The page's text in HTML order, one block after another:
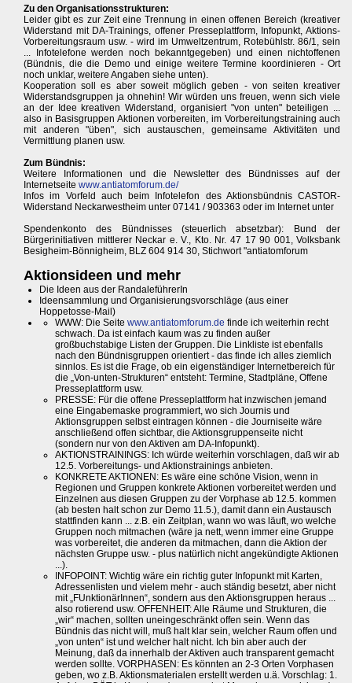
Zu den Organisationsstrukturen:
Leider gibt es zur Zeit eine Trennung in einen offenen Bereich (kreativer
Widerstand mit DA-Trainings, offener Presseplattform, Infopunkt, Aktions-
Vorbereitungsraum usw. - wird im Umweltzentrum, Rotebühlstr. 86/1, sein
... Infotelefone werden noch bekanntgegeben) und einen nichtoffenen
(Bündnis, die die Demo und einige weitere Termine koordinieren - Ort
noch unklar, weitere Angaben siehe unten).
Kooperation soll es aber soweit möglich geben - von seiten kreativer
Widerstandsgruppen ja ohnehin! Wir würden uns freuen, wenn sich viele
an der Idee kreativen Widerstand, organisiert "von unten" beteiligen ...
also in Basisgruppen Aktionen vorbereiten, im Vorbereitungstraining auch
mit anderen "üben", sich austauschen, gemeinsame Aktivitäten und
Vermittlung planen usw.
Zum Bündnis:
Weitere Informationen und die Newsletter des Bündnisses auf der
Internetseite www.antiatomforum.de/
Infos im Vorfeld auch beim Infotelefon des Aktionsbündnis CASTOR-
Widerstand Neckarwestheim unter 07141 / 903363 oder im Internet unter
Spendenkonto des Bündnisses (steuerlich absetzbar): Bund der
Bürgerinitiativen mittlerer Neckar e. V., Kto. Nr. 47 17 90 001, Volksbank
Besigheim-Bönnigheim, BLZ 604 914 30, Stichwort "antiatomforum
Aktionsideen und mehr
Die Ideen aus der RandaleführerIn
Ideensammlung und Organisierungsvorschläge (aus einer
Hoppetosse-Mail)
WWW: Die Seite www.antiatomforum.de finde ich weiterhin recht
schwach. Da ist einfach kaum was zu finden außer
großbuchstabige Listen der Gruppen. Die Linkliste ist ebenfalls
nach den Bündnisgruppen orientiert - das finde ich alles ziemlich
sinnlos. Es ist die Frage, ob ein eigenständiger Internetbereich für
die „Von-unten-Strukturen“ entsteht: Termine, Stadtpläne, Offene
Presseplattform usw.
PRESSE: Für die offene Presseplattform hat inzwischen jemand
eine Eingabemaske programmiert, wo sich Journis und
Aktionsgruppen selbst eintragen können - die Journiseite wäre
anschließend offen sichtbar, die Aktionsgruppenseite nicht
(sondern nur von den Aktiven am DA-Infopunkt).
AKTIONSTRAININGS: Ich würde weiterhin vorschlagen, daß wir ab
12.5. Vorbereitungs- und Aktionstrainings anbieten.
KONKRETE AKTIONEN: Es wäre eine schöne Vision, wenn in
Regionen und Gruppen konkrete Aktionen vorbereitet werden und
Einzelnen aus diesen Gruppen zu der Vorphase ab 12.5. kommen
(ab besten halt schon zur Demo 11.5.), damit dann ein Austausch
stattfinden kann ... z.B. ein Zeitplan, wann wo was läuft, wo welche
Gruppen noch mitmachen (wäre ja nett, wenn immer eine Gruppe
was vorbereitet, die anderen da mitmachen, dann die Aktion der
nächsten Gruppe usw. - plus natürlich nicht angekündigte Aktionen
...).
INFOPOINT: Wichtig wäre ein richtig guter Infopunkt mit Karten,
Adressenlisten und vielem mehr - auch ständig besetzt, aber nicht
mit „FUnktionärInnen“, sondern aus den Aktionsgruppen heraus ...
also rotierend usw. OFFENHEIT: Alle Räume und Strukturen, die
„wir“ machen, sollten uneingeschränkt offen sein. Wenn das
Bündnis das nicht will, muß halt klar sein, welcher Raum offen und
„von unten“ ist und welcher halt nicht. Ich bin aber auch der
Meinung, daß da innerhalb der Aktiven auch transparent gemacht
werden sollte. VORPHASEN: Es könnten an 2-3 Orten Vorphasen
geben, wo z.B. Aktionsmaterialen erstellt werden u.ä. Vorschlag: 1.